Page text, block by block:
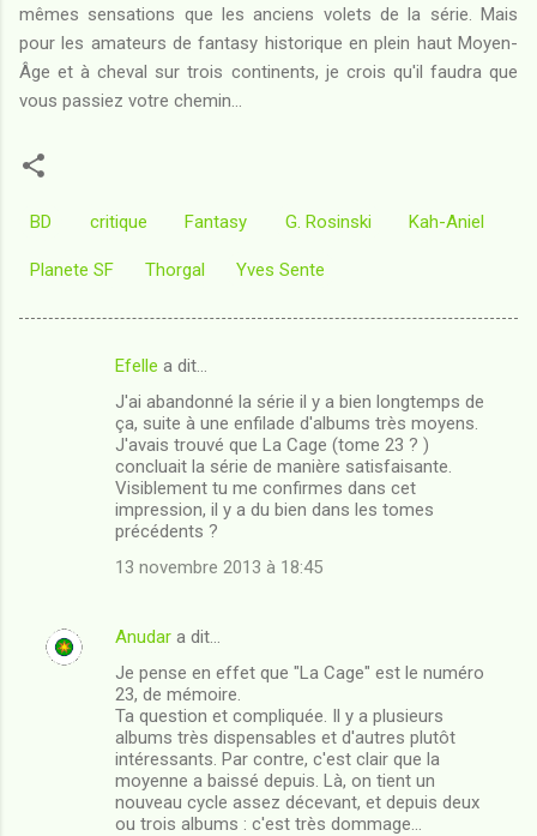
mêmes sensations que les anciens volets de la série. Mais
pour les amateurs de fantasy historique en plein haut Moyen-
Âge et à cheval sur trois continents, je crois qu'il faudra que
vous passiez votre chemin...
BD critique Fantasy G. Rosinski Kah-Aniel
Planete SF Thorgal Yves Sente
i
Efelle a dit…
J'ai abandonné la série il y a bien longtemps de
ça, suite à une enfilade d'albums très moyens.
J'avais trouvé que La Cage (tome 23 ? )
concluait la série de manière satisfaisante.
Visiblement tu me confirmes dans cet
impression, il y a du bien dans les tomes
précédents ?
13 novembre 2013 à 18:45
Anudar a dit…
Je pense en effet que "La Cage" est le numéro
23, de mémoire.
Ta question et compliquée. Il y a plusieurs
albums très dispensables et d'autres plutôt
intéressants. Par contre, c'est clair que la
moyenne a baissé depuis. Là, on tient un
nouveau cycle assez décevant, et depuis deux
ou trois albums : c'est très dommage...